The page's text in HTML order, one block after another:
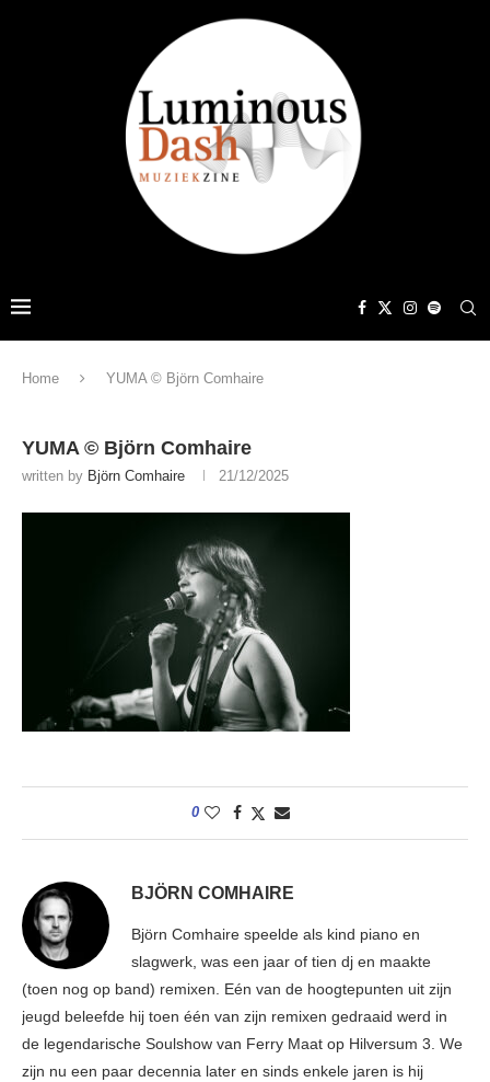
Home YUMA © Björn Comhaire
YUMA © Björn Comhaire
written by Björn Comhaire 21/12/2025
0
BJÖRN COMHAIRE
Björn Comhaire speelde als kind piano en
slagwerk, was een jaar of tien dj en maakte
(toen nog op band) remixen. Eén van de hoogtepunten uit zijn
jeugd beleefde hij toen één van zijn remixen gedraaid werd in
de legendarische Soulshow van Ferry Maat op Hilversum 3. We
zijn nu een paar decennia later en sinds enkele jaren is hij